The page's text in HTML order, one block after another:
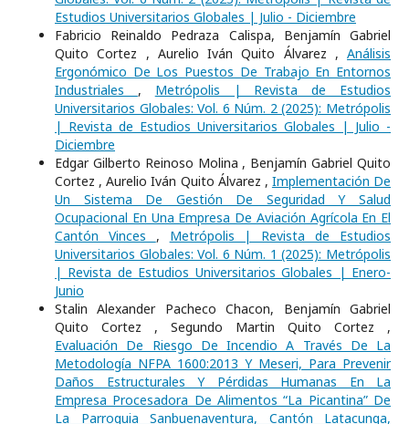
Estudios Universitarios Globales | Julio - Diciembre
Fabricio Reinaldo Pedraza Calispa, Benjamín Gabriel
Quito Cortez , Aurelio Iván Quito Álvarez , Análisis
Ergonómico De Los Puestos De Trabajo En Entornos
Industriales , Metrópolis | Revista de Estudios
Universitarios Globales: Vol. 6 Núm. 2 (2025): Metrópolis
| Revista de Estudios Universitarios Globales | Julio -
Diciembre
Edgar Gilberto Reinoso Molina , Benjamín Gabriel Quito
Cortez , Aurelio Iván Quito Álvarez , Implementación De
Un Sistema De Gestión De Seguridad Y Salud
Ocupacional En Una Empresa De Aviación Agrícola En El
Cantón Vinces , Metrópolis | Revista de Estudios
Universitarios Globales: Vol. 6 Núm. 1 (2025): Metrópolis
| Revista de Estudios Universitarios Globales | Enero-
Junio
Stalin Alexander Pacheco Chacon, Benjamín Gabriel
Quito Cortez , Segundo Martin Quito Cortez ,
Evaluación De Riesgo De Incendio A Través De La
Metodología NFPA 1600:2013 Y Meseri, Para Prevenir
Daños Estructurales Y Pérdidas Humanas En La
Empresa Procesadora De Alimentos “La Picantina” De
La Parroquia Sanbuenaventura, Cantón Latacunga,